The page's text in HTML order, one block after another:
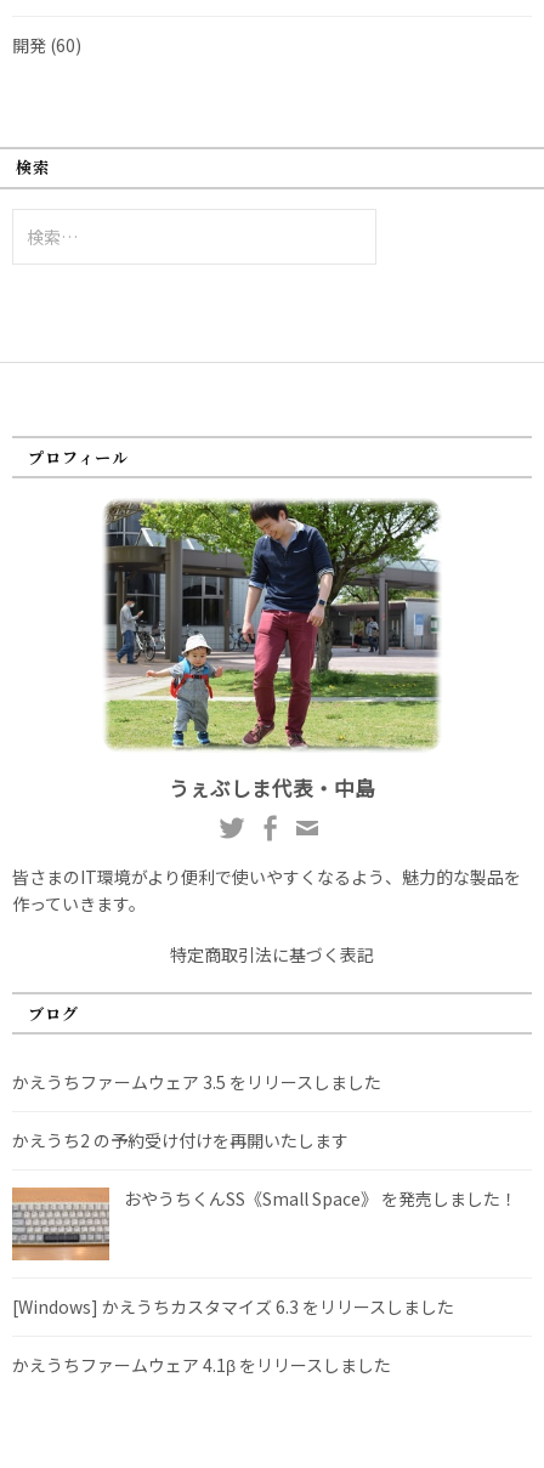
開発 (60)
検索
索:
プロフィール
うぇぶしま代表・中島
皆さまのIT環境がより便利で使いやすくなるよう、魅力的な製品を
作っていきます。
特定商取引法に基づく表記
ブログ
かえうちファームウェア 3.5 をリリースしました
かえうち2 の予約受け付けを再開いたします
おやうちくんSS《Small Space》 を発売しました！
[Windows] かえうちカスタマイズ 6.3 をリリースしました
かえうちファームウェア 4.1β をリリースしました